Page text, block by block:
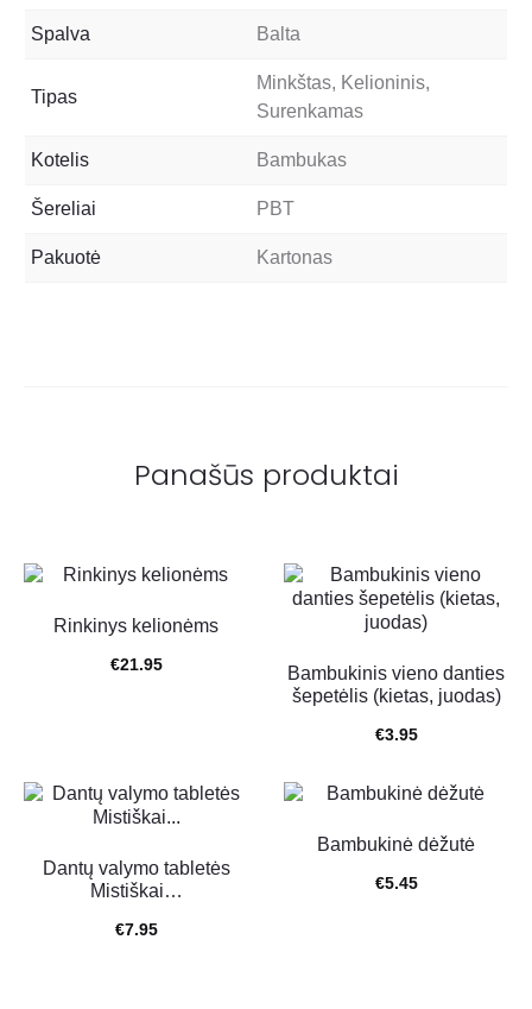
Spalva Balta
Tipas
Minkštas, Kelioninis,
Surenkamas
Kotelis Bambukas
Šereliai PBT
Pakuotė Kartonas
Panašūs produktai
Rinkinys kelionėms
€21.95
Bambukinis vieno danties
šepetėlis (kietas, juodas)
€3.95
Dantų valymo tabletės
Mistiškai…
€7.95
Bambukinė dėžutė
€5.45